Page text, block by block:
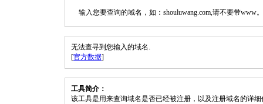
输入您要查询的域名，如：shouluwang.com,请不要带www
无法查寻到您输入的域名.
[官方数据]
工具简介：
该工具是用来查询域名是否已经被注册，以及注册域名的详